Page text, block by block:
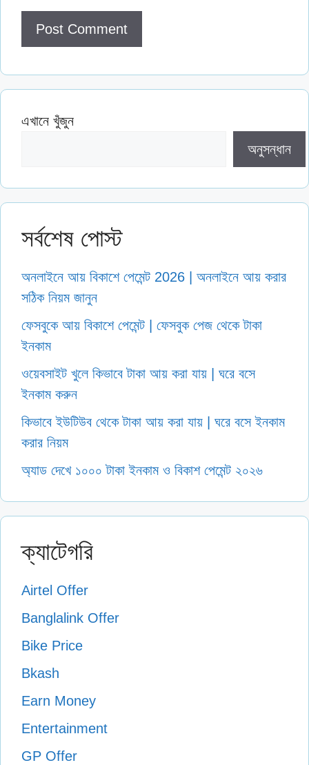
এখানে খুঁজুন
অনুসন্ধান
সর্বশেষ পোস্ট
অনলাইনে আয় বিকাশে পেমেন্ট 2026 | অনলাইনে আয় করার
সঠিক নিয়ম জানুন
ফেসবুকে আয় বিকাশে পেমেন্ট | ফেসবুক পেজ থেকে টাকা
ইনকাম
ওয়েবসাইট খুলে কিভাবে টাকা আয় করা যায় | ঘরে বসে
ইনকাম করুন
কিভাবে ইউটিউব থেকে টাকা আয় করা যায় | ঘরে বসে ইনকাম
করার নিয়ম
অ্যাড দেখে ১০০০ টাকা ইনকাম ও বিকাশ পেমেন্ট ২০২৬
ক্যাটেগরি
Airtel Offer
Banglalink Offer
Bike Price
Bkash
Earn Money
Entertainment
GP Offer